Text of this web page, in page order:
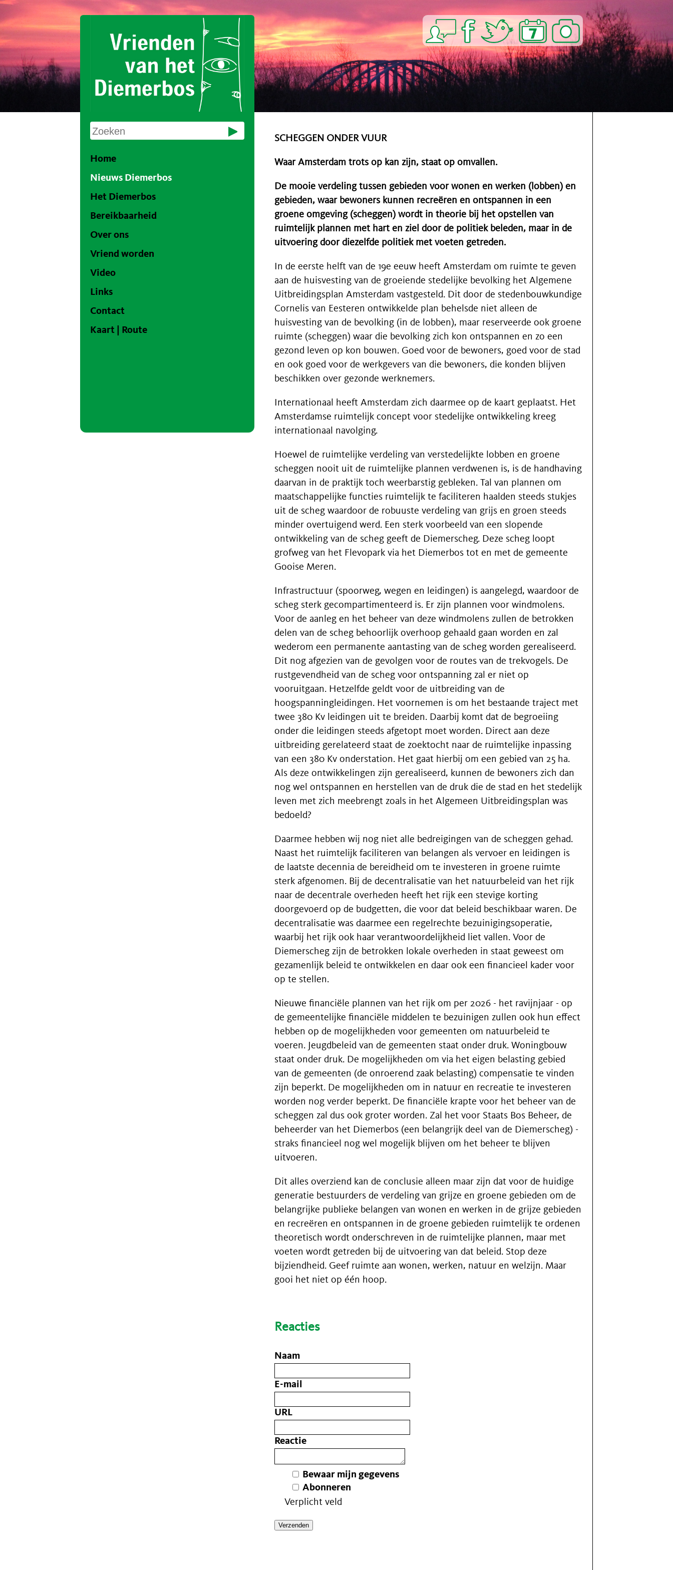
Home
Nieuws Diemerbos
Het Diemerbos
Bereikbaarheid
Over ons
Vriend worden
Video
Links
Contact
Kaart | Route
SCHEGGEN ONDER VUUR
Waar Amsterdam trots op kan zijn, staat op omvallen.
De mooie verdeling tussen gebieden voor wonen en werken (lobben) en
gebieden, waar bewoners kunnen recreëren en ontspannen in een
groene omgeving (scheggen) wordt in theorie bij het opstellen van
ruimtelijk plannen met hart en ziel door de politiek beleden, maar in de
uitvoering door diezelfde politiek met voeten getreden.
In de eerste helft van de 19e eeuw heeft Amsterdam om ruimte te geven
aan de huisvesting van de groeiende stedelijke bevolking het Algemene
Uitbreidingsplan Amsterdam vastgesteld. Dit door de stedenbouwkundige
Cornelis van Eesteren ontwikkelde plan behelsde niet alleen de
huisvesting van de bevolking (in de lobben), maar reserveerde ook groene
ruimte (scheggen) waar die bevolking zich kon ontspannen en zo een
gezond leven op kon bouwen. Goed voor de bewoners, goed voor de stad
en ook goed voor de werkgevers van die bewoners, die konden blijven
beschikken over gezonde werknemers.
Internationaal heeft Amsterdam zich daarmee op de kaart geplaatst. Het
Amsterdamse ruimtelijk concept voor stedelijke ontwikkeling kreeg
internationaal navolging.
Hoewel de ruimtelijke verdeling van verstedelijkte lobben en groene
scheggen nooit uit de ruimtelijke plannen verdwenen is, is de handhaving
daarvan in de praktijk toch weerbarstig gebleken. Tal van plannen om
maatschappelijke functies ruimtelijk te faciliteren haalden steeds stukjes
uit de scheg waardoor de robuuste verdeling van grijs en groen steeds
minder overtuigend werd. Een sterk voorbeeld van een slopende
ontwikkeling van de scheg geeft de Diemerscheg. Deze scheg loopt
grofweg van het Flevopark via het Diemerbos tot en met de gemeente
Gooise Meren.
Infrastructuur (spoorweg, wegen en leidingen) is aangelegd, waardoor de
scheg sterk gecompartimenteerd is. Er zijn plannen voor windmolens.
Voor de aanleg en het beheer van deze windmolens zullen de betrokken
delen van de scheg behoorlijk overhoop gehaald gaan worden en zal
wederom een permanente aantasting van de scheg worden gerealiseerd.
Dit nog afgezien van de gevolgen voor de routes van de trekvogels. De
rustgevendheid van de scheg voor ontspanning zal er niet op
vooruitgaan. Hetzelfde geldt voor de uitbreiding van de
hoogspanningleidingen. Het voornemen is om het bestaande traject met
twee 380 Kv leidingen uit te breiden. Daarbij komt dat de begroeiing
onder die leidingen steeds afgetopt moet worden. Direct aan deze
uitbreiding gerelateerd staat de zoektocht naar de ruimtelijke inpassing
van een 380 Kv onderstation. Het gaat hierbij om een gebied van 25 ha.
Als deze ontwikkelingen zijn gerealiseerd, kunnen de bewoners zich dan
nog wel ontspannen en herstellen van de druk die de stad en het stedelijk
leven met zich meebrengt zoals in het Algemeen Uitbreidingsplan was
bedoeld?
Daarmee hebben wij nog niet alle bedreigingen van de scheggen gehad.
Naast het ruimtelijk faciliteren van belangen als vervoer en leidingen is
de laatste decennia de bereidheid om te investeren in groene ruimte
sterk afgenomen. Bij de decentralisatie van het natuurbeleid van het rijk
naar de decentrale overheden heeft het rijk een stevige korting
doorgevoerd op de budgetten, die voor dat beleid beschikbaar waren. De
decentralisatie was daarmee een regelrechte bezuinigingsoperatie,
waarbij het rijk ook haar verantwoordelijkheid liet vallen. Voor de
Diemerscheg zijn de betrokken lokale overheden in staat geweest om
gezamenlijk beleid te ontwikkelen en daar ook een financieel kader voor
op te stellen.
Nieuwe financiële plannen van het rijk om per 2026 - het ravijnjaar - op
de gemeentelijke financiële middelen te bezuinigen zullen ook hun effect
hebben op de mogelijkheden voor gemeenten om natuurbeleid te
voeren. Jeugdbeleid van de gemeenten staat onder druk. Woningbouw
staat onder druk. De mogelijkheden om via het eigen belasting gebied
van de gemeenten (de onroerend zaak belasting) compensatie te vinden
zijn beperkt. De mogelijkheden om in natuur en recreatie te investeren
worden nog verder beperkt. De financiële krapte voor het beheer van de
scheggen zal dus ook groter worden. Zal het voor Staats Bos Beheer, de
beheerder van het Diemerbos (een belangrijk deel van de Diemerscheg) -
straks financieel nog wel mogelijk blijven om het beheer te blijven
uitvoeren.
Dit alles overziend kan de conclusie alleen maar zijn dat voor de huidige
generatie bestuurders de verdeling van grijze en groene gebieden om de
belangrijke publieke belangen van wonen en werken in de grijze gebieden
en recreëren en ontspannen in de groene gebieden ruimtelijk te ordenen
theoretisch wordt onderschreven in de ruimtelijke plannen, maar met
voeten wordt getreden bij de uitvoering van dat beleid. Stop deze
bijziendheid. Geef ruimte aan wonen, werken, natuur en welzijn. Maar
gooi het niet op één hoop.
Reacties
Naam
E-mail
URL
Reactie
Bewaar mijn gegevens
Abonneren
Verplicht veld
Verzenden